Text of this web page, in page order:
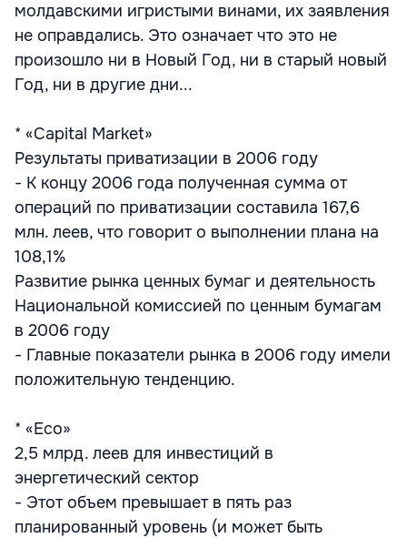
молдавскими игристыми винами, их заявления
не оправдались. Это означает что это не
произошло ни в Новый Год, ни в старый новый
Год, ни в другие дни...
* «Capital Market»
Результаты приватизации в 2006 году
- К концу 2006 года полученная сумма от
операций по приватизации составила 167,6
млн. леев, что говорит о выполнении плана на
108,1%
Развитие рынка ценных бумаг и деятельность
Национальной комиссией по ценным бумагам
в 2006 году
- Главные показатели рынка в 2006 году имели
положительную тенденцию.
* «Eco»
2,5 млрд. леев для инвестиций в
энергетический сектор
- Этот объем превышает в пять раз
планированный уровень (и может быть